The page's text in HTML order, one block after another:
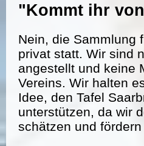
"Kommt ihr
Nein, die Sammlung
privat statt. Wir sind
angestellt und keine
Vereins. Wir halten
Idee, den Tafel
unterstützen, da wir
schätzen und